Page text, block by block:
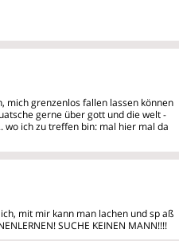
mich grenzenlos fallen lassen können
gerne über gott und die welt -
wo ich zu treffen bin: mal hier mal da
mit mir kann man lachen und spaß
SUCHE KEINEN MANN!!!!